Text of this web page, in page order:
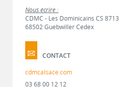
Nous écrire :
CDMC - Les Dominicains CS 8713
68502 Guebwiller Cedex
CONTACT
cdmcalsace.com
03 68 00 12 12